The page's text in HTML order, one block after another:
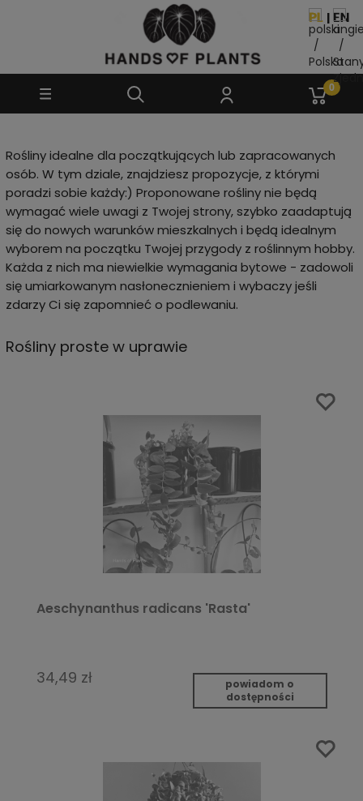
Rośliny idealne dla początkujących lub zapracowanych
osób. W tym dziale, znajdziesz propozycje, z którymi
poradzi sobie każdy:) Proponowane rośliny nie będą
wymagać wiele uwagi z Twojej strony, szybko zaadaptują
się do nowych warunków mieszkalnych i będą idealnym
wyborem na początku Twojej przygody z roślinnym hobby.
Każda z nich ma niewielkie wymagania bytowe - zadowoli
się umiarkowanym nasłonecznieniem i wybaczy jeśli
zdarzy Ci się zapomnieć o podlewaniu.
Rośliny proste w uprawie
Aeschynanthus radicans 'Rasta'
34,49 zł
powiadom o
dostępności